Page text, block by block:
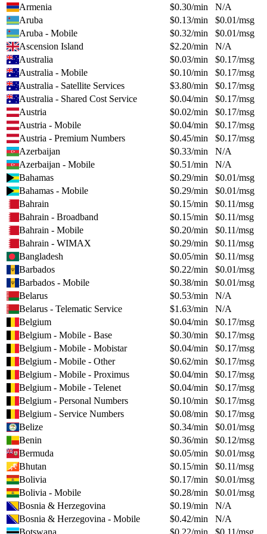
Armenia
$0.30/min
N/A
Aruba
$0.13/min $0.01/msg
Aruba - Mobile
$0.32/min $0.01/msg
Ascension Island
$2.20/min
N/A
Australia
$0.03/min $0.17/msg
Australia - Mobile
$0.10/min $0.17/msg
Australia - Satellite Services
$3.80/min $0.17/msg
Australia - Shared Cost Service
$0.04/min $0.17/msg
Austria
$0.02/min $0.17/msg
Austria - Mobile
$0.04/min $0.17/msg
Austria - Premium Numbers
$0.45/min $0.17/msg
Azerbaijan
$0.33/min
N/A
Azerbaijan - Mobile
$0.51/min
N/A
Bahamas
$0.29/min $0.01/msg
Bahamas - Mobile
$0.29/min $0.01/msg
Bahrain
$0.15/min $0.11/msg
Bahrain - Broadband
$0.15/min $0.11/msg
Bahrain - Mobile
$0.20/min $0.11/msg
Bahrain - WIMAX
$0.29/min $0.11/msg
Bangladesh
$0.05/min $0.11/msg
Barbados
$0.22/min $0.01/msg
Barbados - Mobile
$0.38/min $0.01/msg
Belarus
$0.53/min
N/A
Belarus - Telematic Service
$1.63/min
N/A
Belgium
$0.04/min $0.17/msg
Belgium - Mobile - Base
$0.30/min $0.17/msg
Belgium - Mobile - Mobistar
$0.04/min $0.17/msg
Belgium - Mobile - Other
$0.62/min $0.17/msg
Belgium - Mobile - Proximus
$0.04/min $0.17/msg
Belgium - Mobile - Telenet
$0.04/min $0.17/msg
Belgium - Personal Numbers
$0.10/min $0.17/msg
Belgium - Service Numbers
$0.08/min $0.17/msg
Belize
$0.34/min $0.01/msg
Benin
$0.36/min $0.12/msg
Bermuda
$0.05/min $0.01/msg
Bhutan
$0.15/min $0.11/msg
Bolivia
$0.17/min $0.01/msg
Bolivia - Mobile
$0.28/min $0.01/msg
Bosnia & Herzegovina
$0.19/min
N/A
Bosnia & Herzegovina - Mobile
$0.42/min
N/A